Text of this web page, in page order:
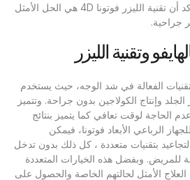
ومظهر البشرة. لذا، من المؤكد أن تقنية الليزر فوتونا 4D هي الحل الأمثل
جراحية.
وتقنية الليزر
الفعالة في شد الوجه، حيث يستخدم
وإنتاج الكولاجين بدون جراحة. وتتميز
الحاجة لوقت تعافي كما يتميز بنتائج
الرباعي الأبعاد فوتونا، فيمكن
بتقنيات متعددة ، كل ذلك بدون تدخل
للمريض. وبفضل هذه الخيارات المتعددة
الأمثل لحالتهم الخاصة والحصول على